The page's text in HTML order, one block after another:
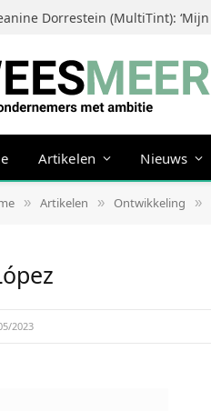
Artikelen Nieuws
» Artikelen » Ontwikkeling »
2023